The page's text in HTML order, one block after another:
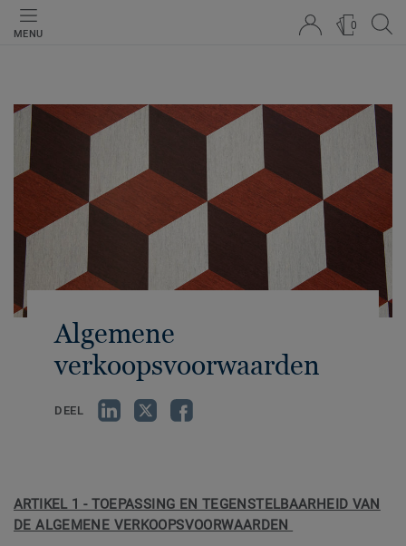
MENU
0
Algemene
verkoopsvoorwaarden
DEEL
ARTIKEL 1 - TOEPASSING EN TEGENSTELBAARHEID VAN
DE ALGEMENE VERKOOPSVOORWAARDEN